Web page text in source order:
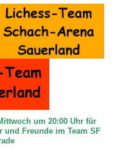
um 20:00 Uhr für
und Freunde im Team SF